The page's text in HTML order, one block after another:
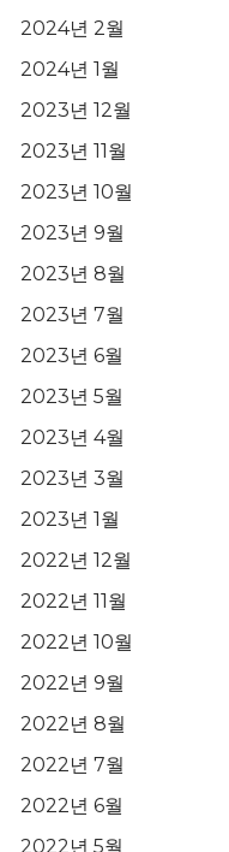
2024년 2월
2024년 1월
2023년 12월
2023년 11월
2023년 10월
2023년 9월
2023년 8월
2023년 7월
2023년 6월
2023년 5월
2023년 4월
2023년 3월
2023년 1월
2022년 12월
2022년 11월
2022년 10월
2022년 9월
2022년 8월
2022년 7월
2022년 6월
2022년 5월